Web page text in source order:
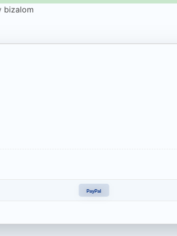
bizalom
PayPal